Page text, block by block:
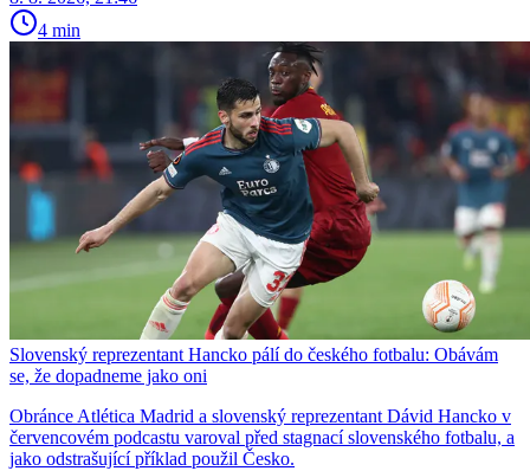
4 min
Slovenský reprezentant Hancko pálí do českého fotbalu: Obávám
se, že dopadneme jako oni
Obránce Atlética Madrid a slovenský reprezentant Dávid Hancko v
červencovém podcastu varoval před stagnací slovenského fotbalu, a
jako odstrašující příklad použil Česko.